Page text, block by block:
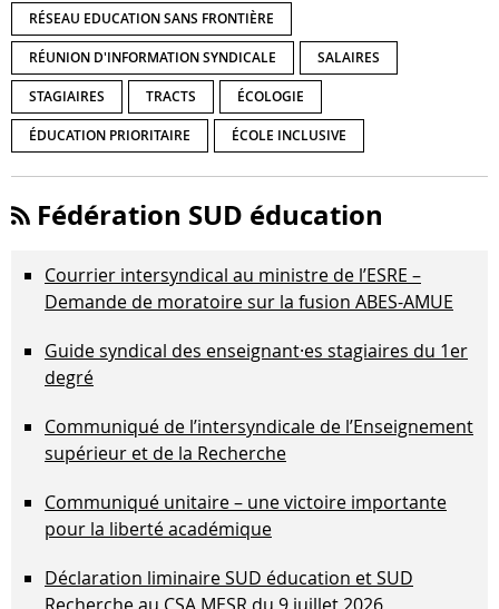
RÉSEAU EDUCATION SANS FRONTIÈRE
RÉUNION D'INFORMATION SYNDICALE SALAIRES
STAGIAIRES TRACTS ÉCOLOGIE
ÉDUCATION PRIORITAIRE ÉCOLE INCLUSIVE
Fédération SUD éducation
Courrier intersyndical au ministre de l’ESRE –
Demande de moratoire sur la fusion ABES-AMUE
Guide syndical des enseignant·es stagiaires du 1er
degré
Communiqué de l’intersyndicale de l’Enseignement
supérieur et de la Recherche
Communiqué unitaire – une victoire importante
pour la liberté académique
Déclaration liminaire SUD éducation et SUD
Recherche au CSA MESR du 9 juillet 2026